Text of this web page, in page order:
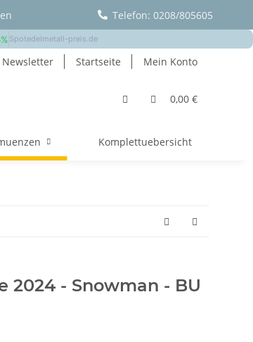
Telefon: 0208/805605
Newsletter Startseite Mein Konto
0,00 €
Komplettuebersicht
2024 - Snowman - BU